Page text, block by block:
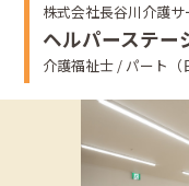
株式会社長谷川介護サ
ヘルパーステ
介護福祉士 / パート（